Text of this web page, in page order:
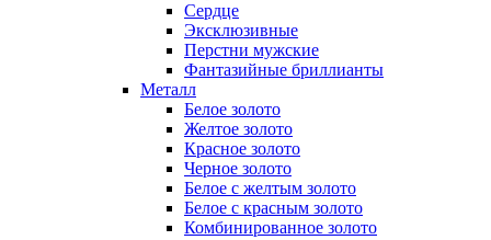
Сердце
Эксклюзивные
Перстни мужские
Фантазийные бриллианты
Металл
Белое золото
Желтое золото
Красное золото
Черное золото
Белое с желтым золото
Белое с красным золото
Комбинированное золото